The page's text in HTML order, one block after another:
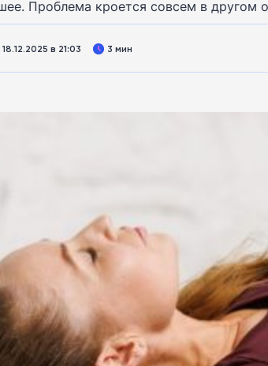
Проблема кроется совсем в другом
в 21:03 3 мин